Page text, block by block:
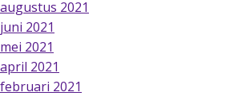
augustus 2021
juni 2021
mei 2021
april 2021
februari 2021